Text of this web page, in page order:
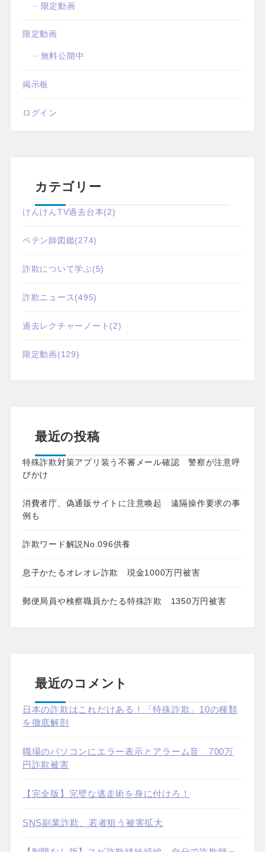
限定動画
限定動画
無料公開中
掲示板
ログイン
カテゴリー
けんけんTV過去台本(2)
ペテン師図鑑(274)
詐欺について学ぶ(5)
詐欺ニュース(495)
過去レクチャーノート (2)
限定動画(129)
最近の投稿
特殊詐欺対策アプリ装う不審メール確認 警察が注意呼
びかけ
消費者庁、偽通販サイトに注意喚起 遠隔操作要求の事
例も
詐欺ワード解説No.096供養
息子かたるオレオレ詐欺 現金1000万円被害
郵便局員や検察職員かたる特殊詐欺 1350万円被害
最近のコメント
日本の詐欺はこれだけある！「特殊詐欺」10の種類
を徹底解剖
職場のパソコンにエラー表示とアラーム音 700万
円詐欺被害
【完全版】完璧な逃走術を身に付けろ！
SNS副業詐欺、若者狙う被害拡大